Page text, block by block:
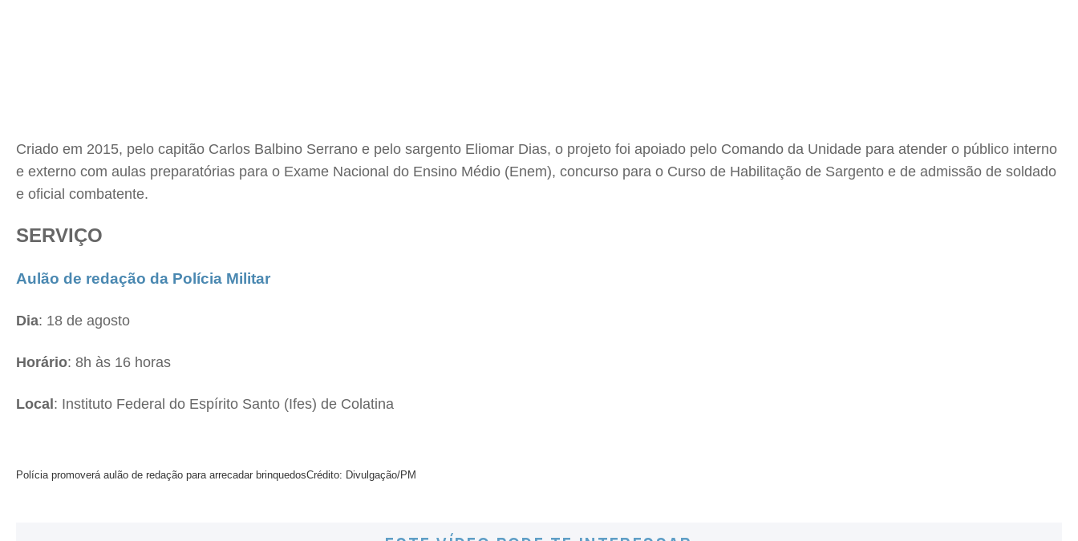
Criado em 2015, pelo capitão Carlos Balbino Serrano e pelo sargento Eliomar Dias, o projeto foi apoiado pelo Comando da Unidade para atender o público interno
e externo com aulas preparatórias para o Exame Nacional do Ensino Médio (Enem), concurso para o Curso de Habilitação de Sargento e de admissão de soldado
e oficial combatente.
SERVIÇO
Aulão de redação da Polícia Militar
Dia: 18 de agosto
Horário: 8h às 16 horas
Local : Instituto Federal do Espírito Santo (Ifes) de Colatina
Polícia promoverá aulão de redação para arrecadar brinquedosCrédito: Divulgação/PM